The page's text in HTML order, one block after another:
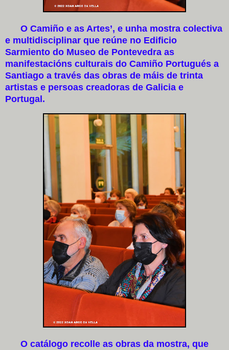
O Camiño e as Artes’, e unha mostra colectiva
e multidisciplinar que reúne no Edificio
Sarmiento do Museo de Pontevedra as
manifestacións culturais do Camiño Portugués a
Santiago a través das obras de máis de trinta
artistas e persoas creadoras de Galicia e
Portugal.
O catálogo recolle as obras da mostra, que